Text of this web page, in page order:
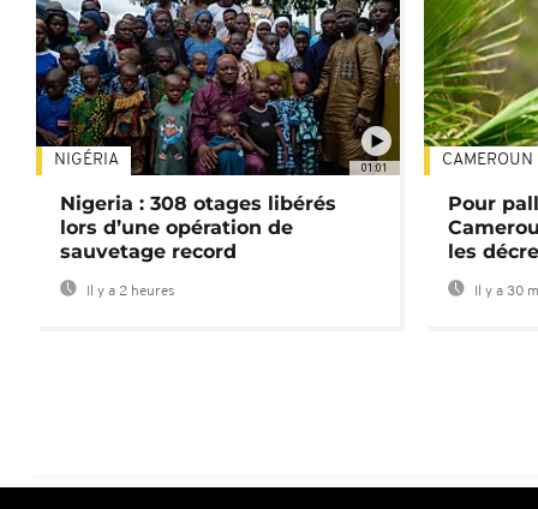
01:01
NIGÉRIA
Nigeria : 308 otages libérés
lors d’une opération de
sauvetage record
Il y a 2 heures
CAMEROUN
Pour
les
Il y a 30